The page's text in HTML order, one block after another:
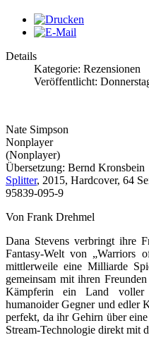
Details
Kategorie: Rezensionen
Veröffentlicht:
Nate Simpson
Nonplayer
(Nonplayer)
Übersetzung: Bernd Kronsbein
Splitter, 2015, Hardcover, 64
95839-095-9
Von Frank Drehmel
Dana Stevens verbringt ihre
Fantasy-Welt von „Warriors
mittlerweile eine Milliarde
gemeinsam mit ihren
Kämpferin ein Land voller
humanoider Gegner und edler
perfekt, da ihr Gehirn über
Stream-Technologie direkt mit